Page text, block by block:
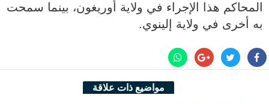
المحاكم هذا الإجراء في ولاية أوريغون، بينما سمحت
به أخرى في ولاية إلينوي.
مواضيع ذات علاقة